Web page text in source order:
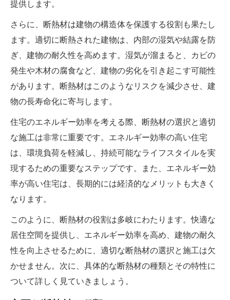
提供します。
さらに、断熱材は建物の構造体を保護する役割も果たし
ます。適切に断熱された建物は、内部の湿気や結露を防
ぎ、建物の耐久性を高めます。湿気が溜まると、カビの
発生や木材の腐食など、建物の劣化を引き起こす可能性
があります。断熱材はこのようなリスクを減少させ、建
物の長寿命化に寄与します。
住宅のエネルギー効率を考える際、断熱材の選択と適切
な施工は非常に重要です。エネルギー効率の高い住宅
は、環境負荷を軽減し、持続可能なライフスタイルを実
現するための重要なステップです。また、エネルギー効
率が高い住宅は、長期的には経済的なメリットも大きく
なります。
このように、断熱材の役割は多岐にわたります。快適な
居住空間を提供し、エネルギー効率を高め、建物の耐久
性を向上させるために、適切な断熱材の選択と施工は欠
かせません。次に、具体的な断熱材の種類とその特性に
ついて詳しく見ていきましょう。